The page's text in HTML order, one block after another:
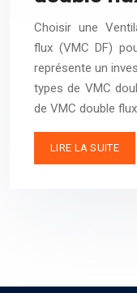
Choisir une
flux (VMC DF)
représente un
types de VMC
de VMC double
LIRE LA SUITE